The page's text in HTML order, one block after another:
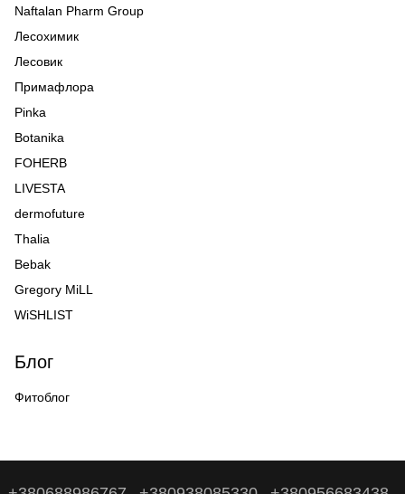
Naftalan Pharm Group
Лесохимик
Лесовик
Примафлора
Pinka
Botanika
FOHERB
LIVESTA
dermofuture
Thalia
Bebak
Gregory MiLL
WiSHLIST
Блог
Фитоблог